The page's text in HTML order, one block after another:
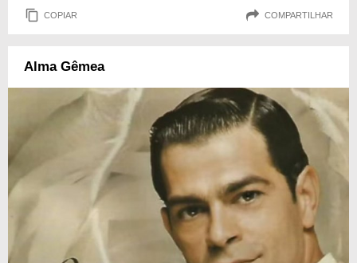
COPIAR COMPARTILHAR
Alma Gêmea